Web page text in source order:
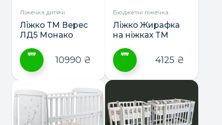
Ліжечка дитячі
Ліжко ТМ Верес
ЛД5 Монако
товар
має
кілька
10990 ₴
Бюджетні ліжечка
Ліжко Жирафка
на ніжках ТМ
має
кілька
4125 ₴